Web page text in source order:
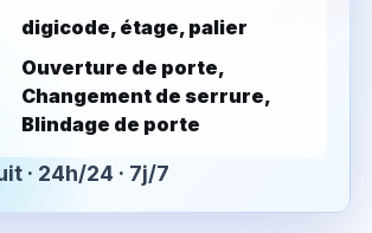
digicode, étage, palier
Ouverture de porte,
Changement de serrure,
Blindage de porte
· 24h/24 · 7j/7